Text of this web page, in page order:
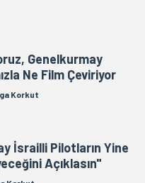
Genelkurmay
Ne Film Çeviriyor
Korkut
İsrailli Pilotların Yine
Açıklasın"